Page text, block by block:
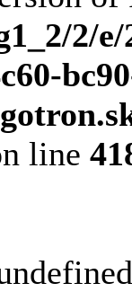
2/e/
line